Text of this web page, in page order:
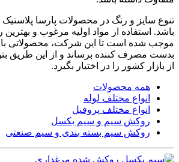
تنوع سایز و رنگ در محصولات پارسا پلاستیک
باشد. استفاده از مواد اولیه مرغوب و بهترین
موجب شده است تا این شرکت، محصولاتی با
بدست مصرف کننده برساند و از این طریق
از بازار کشور را در اختیار بگیرد.
همه محصولات
انواع مختلف لوله
انواع مختلف پروفیل
روکش سیم و سیم بکسل
روکش سیم بسته بندی و سیم صنعتی